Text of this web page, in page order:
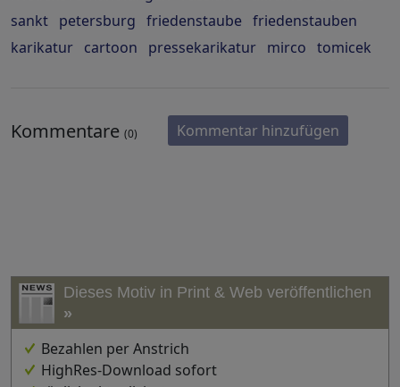
sankt petersburg friedenstaube friedenstauben
karikatur cartoon pressekarikatur mirco tomicek
Kommentare (0) Kommentar hinzufügen
Dieses Motiv in Print & Web veröffentlichen
»
Bezahlen per Anstrich
HighRes-Download sofort